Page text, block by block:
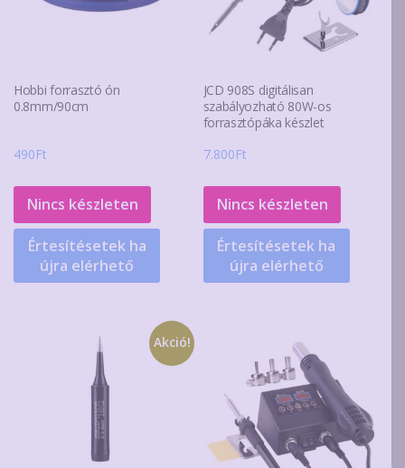
Hobbi forrasztó ón
0.8mm/90cm
490Ft
Nincs készleten
Értesítésetek ha
újra elérhető
JCD 908S digitálisan
szabályozható 80W-os
forrasztópáka készlet
7.800Ft
Nincs készleten
Értesítésetek ha
újra elérhető
Akció!